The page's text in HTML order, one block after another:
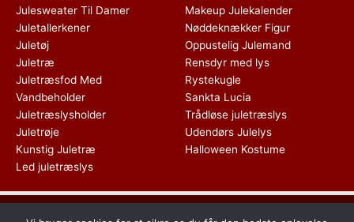
Julesweater Til Damer
Juletallerkener
Juletøj
Juletræ
Juletræsfod Med
Vandbeholder
Juletræslysholder
Juletrøje
Kunstig Juletræ
Led juletræslys
Makeup Julekalender
Nøddeknækker Figur
Oppustelig Julemand
Rensdyr med lys
Rystekugle
Sankta Lucia
Trådløse juletræslys
Udendørs Julelys
Halloween Kostume